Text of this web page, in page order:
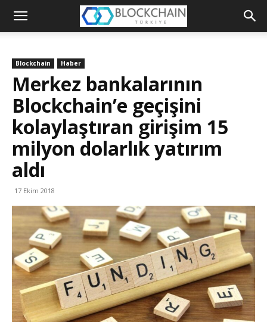
Blockchain
Blockchain Haber
Merkez bankalarının
Blockchain’e geçişini
kolaylaştıran girişim 15
milyon dolarlık yatırım
aldı
17 Ekim 2018